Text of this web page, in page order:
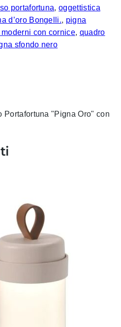
portafortuna,oggettistica
d’oro Bongelli., pigna
con cornice, quadro
sfondo nero
Portafortuna "Pigna Oro" con